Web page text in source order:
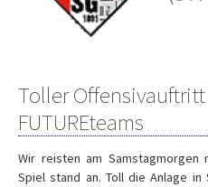
Toller
FUTUREteams
Wir reisten am Samstagmorgen
Spiel stand an. Toll die Anlage